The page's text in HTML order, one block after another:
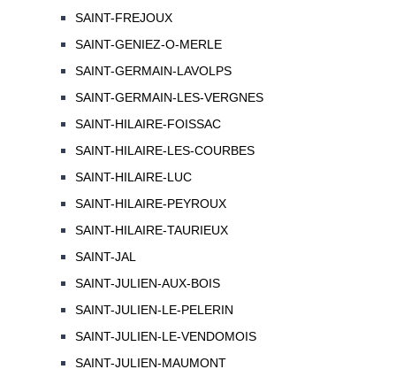
SAINT-FREJOUX
SAINT-GENIEZ-O-MERLE
SAINT-GERMAIN-LAVOLPS
SAINT-GERMAIN-LES-VERGNES
SAINT-HILAIRE-FOISSAC
SAINT-HILAIRE-LES-COURBES
SAINT-HILAIRE-LUC
SAINT-HILAIRE-PEYROUX
SAINT-HILAIRE-TAURIEUX
SAINT-JAL
SAINT-JULIEN-AUX-BOIS
SAINT-JULIEN-LE-PELERIN
SAINT-JULIEN-LE-VENDOMOIS
SAINT-JULIEN-MAUMONT